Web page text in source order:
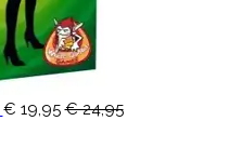
€ 19,95 € 24,95